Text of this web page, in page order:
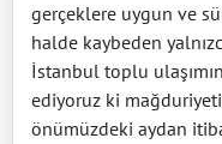
gerçeklere uygun ve
halde kaybeden
İstanbul toplu
ediyoruz ki
önümüzdeki aydan